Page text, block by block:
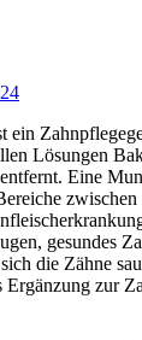
ein
Lösungen
Eine
gesundes
die Zähne
Ergänzung zur